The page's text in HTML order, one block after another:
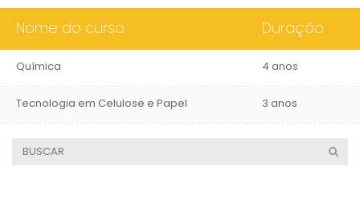
Nome do curso Duração
Química 4 anos
Tecnologia em Celulose e Papel 3 anos